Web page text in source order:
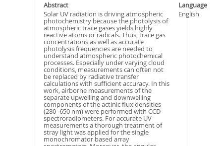
Abstract
Language
Solar UV radiation is driving atmospheric
photochemistry because the photolysis of
atmospheric trace gases yields highly
reactive atoms or radicals. Thus, trace gas
concentrations as well as accurate
photolysis frequencies are needed to
understand atmospheric photochemical
processes. Especially under varying cloud
conditions, measurements can often not
be replaced by radiative transfer
calculations with sufficient accuracy. In this
work, airborne measurements of the
separate upwelling and downwelling
components of the actinic flux densities
(280–650 nm) were performed with CCD-
spectroradiometers. For accurate UV
measurements a thorough treatment of
stray light was applied for the single
monochromator based array
English